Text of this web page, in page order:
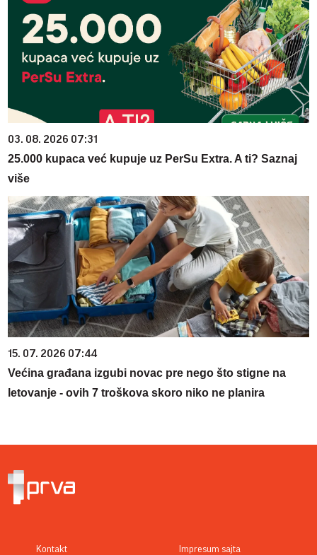
03. 08. 2026 07:31
25.000 kupaca već kupuje uz PerSu Extra. A ti? Saznaj
više
15. 07. 2026 07:44
Većina građana izgubi novac pre nego što stigne na
letovanje - ovih 7 troškova skoro niko ne planira
Kontakt Impresum sajta